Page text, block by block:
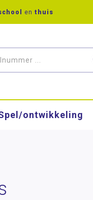
en thuis
ontwikkeling